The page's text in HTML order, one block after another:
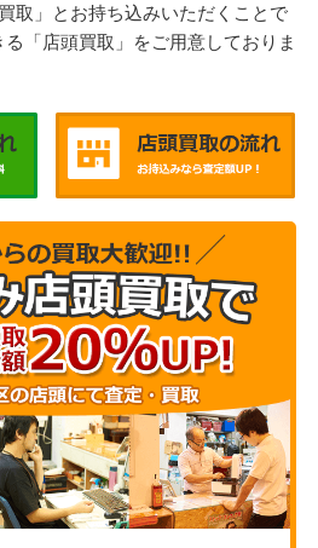
取」とお持ち込みいただくことで
「店頭買取」をご用意しておりま